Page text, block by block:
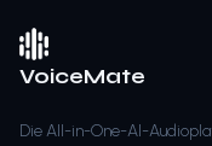
VoiceMate
Die All-in-One-AI-